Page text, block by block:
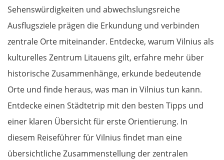
Sehenswürdigkeiten und abwechslungsreiche
Ausflugsziele prägen die Erkundung und verbinden
zentrale Orte miteinander. Entdecke, warum Vilnius als
kulturelles Zentrum Litauens gilt, erfahre mehr über
historische Zusammenhänge, erkunde bedeutende
Orte und finde heraus, was man in Vilnius tun kann.
Entdecke einen Städtetrip mit den besten Tipps und
einer klaren Übersicht für erste Orientierung. In
diesem Reiseführer für Vilnius findet man eine
übersichtliche Zusammenstellung der zentralen